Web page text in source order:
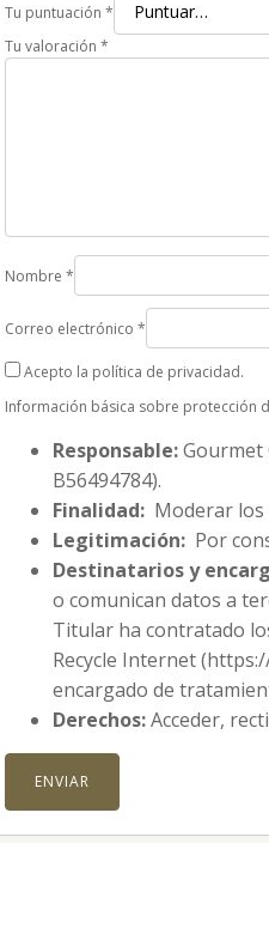
Tu puntuación *
Tu valoración *
Nombre *
Correo electrónico *
Acepto la política de privacidad.
Información básica sobre protección
Responsable:Gourmet
B56494784).
Finalidad: Moderar
Legitimación: Por
Destinatarios y
o comunican datos a
Titular ha contratado
Recycle Internet
encargado de
Derechos:Acceder,